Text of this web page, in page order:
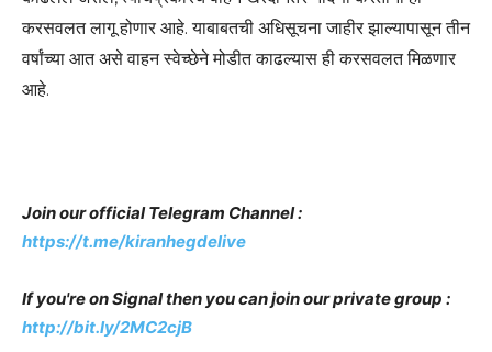
करसवलत लागू होणार आहे. याबाबतची अधिसूचना जाहीर झाल्यापासून तीन
वर्षांच्या आत असे वाहन स्वेच्छेने मोडीत काढल्यास ही करसवलत मिळणार
आहे.
Join our official Telegram Channel :
https://t.me/kiranhegdelive
If you're on Signal then you can join our private group :
http://bit.ly/2MC2cjB